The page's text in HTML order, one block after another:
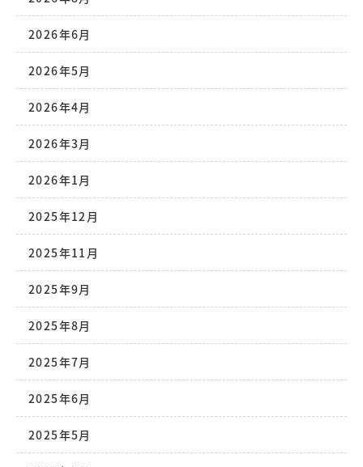
2026年6月
2026年5月
2026年4月
2026年3月
2026年1月
2025年12月
2025年11月
2025年9月
2025年8月
2025年7月
2025年6月
2025年5月